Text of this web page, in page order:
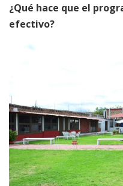
¿Qué hace que el
efectivo?